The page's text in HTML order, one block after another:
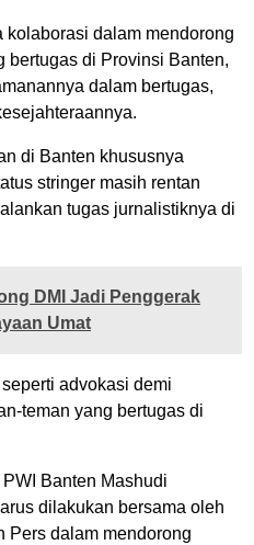
dalam mendorong
bertugas di Provinsi Banten,
dalam bertugas,
di Banten khususnya
stringer masih rentan
tugas jurnalistiknya di
DMI Jadi Penggerak
Umat
advokasi demi
teman yang bertugas di
Banten Mashudi
dilakukan bersama oleh
Pers dalam mendorong